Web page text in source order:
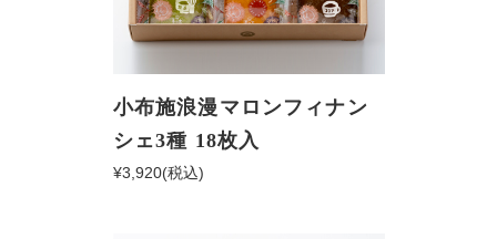
小布施浪漫マロンフィナン
シェ3種 18枚入
¥3,920(税込)